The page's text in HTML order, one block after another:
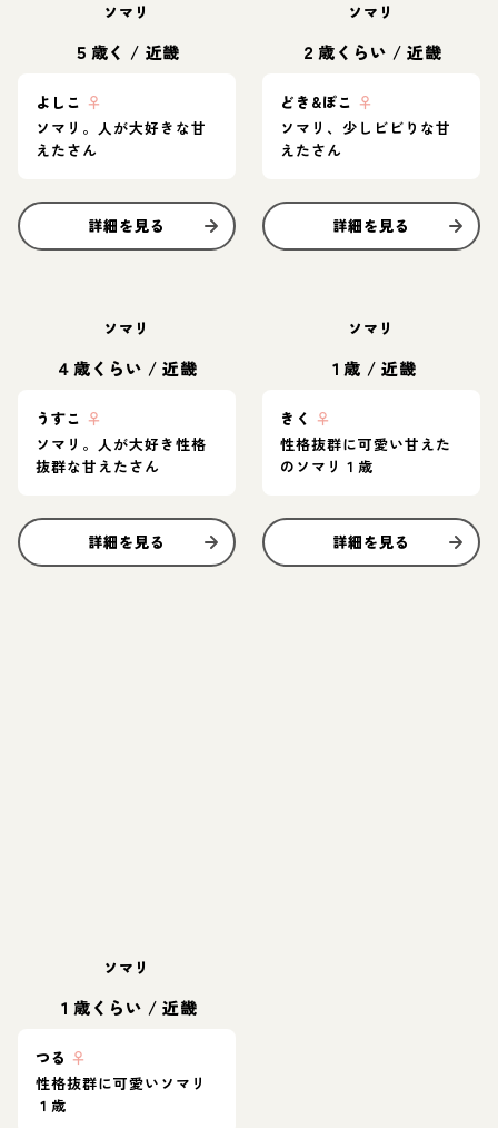
ソマリ
５歳く / 近畿
よしこ ♀
ソマリ。人が大好きな甘
えたさん
詳細を見る
ソマリ
２歳くらい /近畿
どき&ぽこ ♀
ソマリ、少しビビりな甘
えたさん
詳細を見る
ソマリ
４歳くらい /近畿
うすこ ♀
ソマリ。人が大好き性格
抜群な甘えたさん
詳細を見る
ソマリ
１歳 / 近畿
きく ♀
性格抜群に可愛い甘えた
のソマリ１歳
詳細を見る
ソマリ
１歳くらい /近畿
つる ♀
性格抜群に可愛いソマリ
１歳